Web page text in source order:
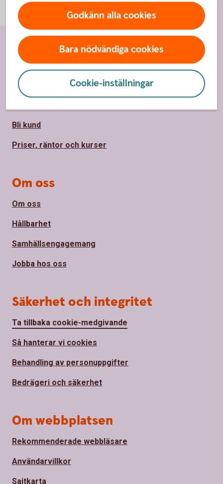
Godkänn alla cookies
Bara nödvändiga cookies
Cookie-inställningar
Sidfot
Hitta snabbt
Kontakta oss
Bli kund
Priser, räntor och kurser
Om oss
Om oss
Hållbarhet
Samhällsengagemang
Jobba hos oss
Säkerhet och integritet
Ta tillbaka cookie-medgivande
Så hanterar vi cookies
Behandling av personuppgifter
Bedrägeri och säkerhet
Om webbplatsen
Rekommenderade webbläsare
Användarvillkor
Sajtkarta